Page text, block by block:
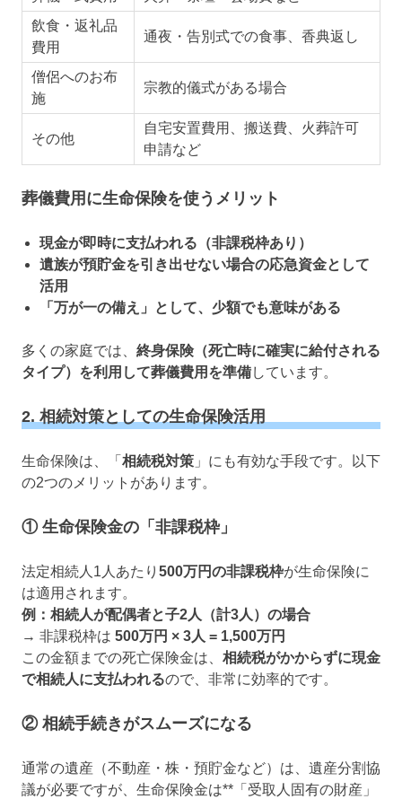
飲食・返礼品
費用
通夜・告別式での食事、香典返し
僧侶へのお布
施
宗教的儀式がある場合
その他
自宅安置費用、搬送費、火葬許可
申請など
葬儀費用に生命保険を使うメリット
現金が即時に支払われる（非課税枠あり）
遺族が預貯金を引き出せない場合の応急資金として
活用
「万が一の備え」として、少額でも意味がある
多くの家庭では、 終身保険（死亡時に確実に給付される
タイプ）を利用して葬儀費用を準備しています。
2. 相続対策としての生命保険活用
生命保険は、「 相続税対策 」にも有効な手段です。以下
の2つのメリットがあります。
① 生命保険金の「非課税枠」
法定相続人1人あたり 500万円の非課税枠が生命保険に
は適用されます。
例：相続人が配偶者と子2人（計3人）の場合
→ 非課税枠は 500万円 × 3人 = 1,500万円
この金額までの死亡保険金は、 相続税がかからずに現金
で相続人に支払われるので、非常に効率的です。
② 相続手続きがスムーズになる
通常の遺産（不動産・株・預貯金など）は、遺産分割協
議が必要ですが、生命保険金は**「受取人固有の財産」